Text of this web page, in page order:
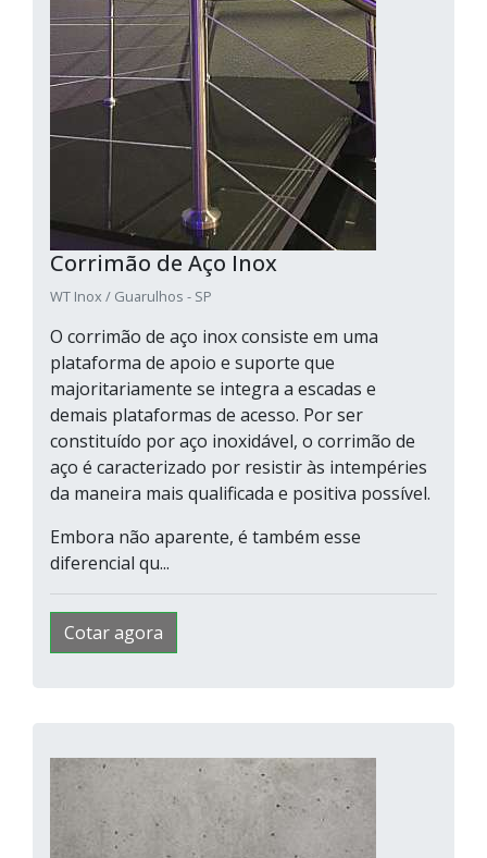
Corrimão de Aço Inox
WT Inox / Guarulhos - SP
O corrimão de aço inox consiste em uma
plataforma de apoio e suporte que
majoritariamente se integra a escadas e
demais plataformas de acesso. Por ser
constituído por aço inoxidável, o corrimão de
aço é caracterizado por resistir às intempéries
da maneira mais qualificada e positiva possível.
Embora não aparente, é também esse
diferencial qu...
Cotar agora